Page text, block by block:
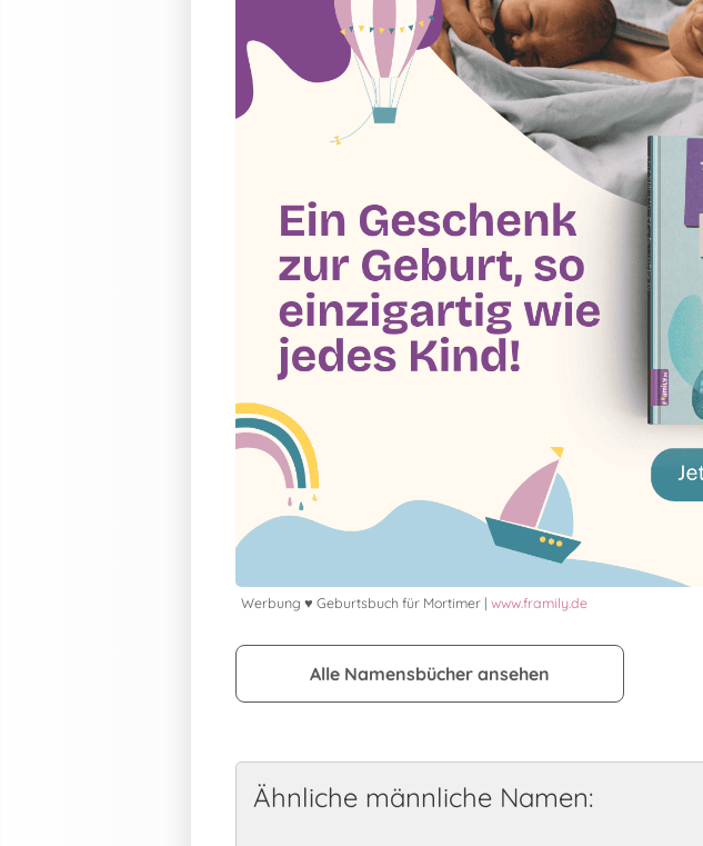
Werbung ♥ Geburtsbuch für Mortimer | www.framily.de
Alle Namensbücher ansehen
Ähnliche männliche Namen: